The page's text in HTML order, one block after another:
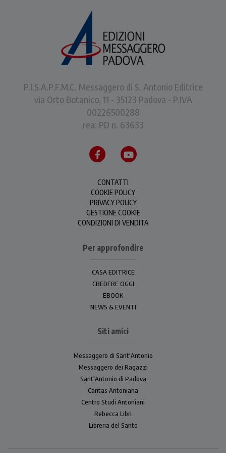
P.I.S.A.P.F.M.C. Messaggero di S. Antonio Editrice
via Orto Botanico, 11 - 35123 Padova - P.IVA
00226500288
rea: PD n. 63633
CONTATTI
COOKIE POLICY
PRIVACY POLICY
GESTIONE COOKIE
CONDIZIONI DI VENDITA
Per approfondire
CASA EDITRICE
CREDERE OGGI
EBOOK
NEWS & EVENTI
Siti amici
Messaggero di Sant'Antonio
Messaggero dei Ragazzi
Sant'Antonio di Padova
Caritas Antoniana
Centro Studi Antoniani
Rebecca Libri
Libreria del Santo